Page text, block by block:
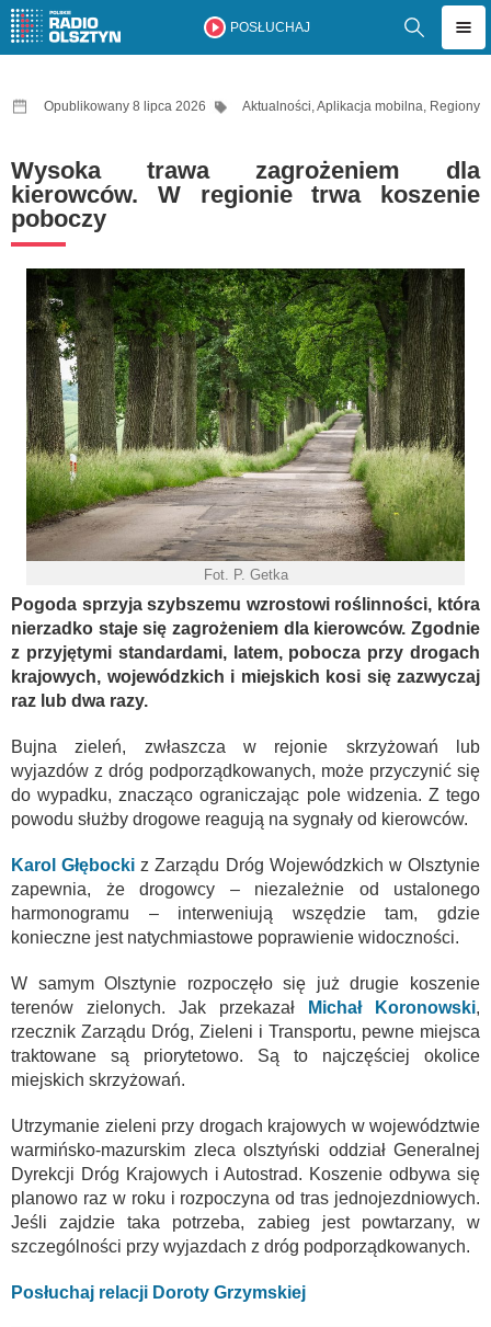
POSŁUCHAJ
Opublikowany 8 lipca 2026 Aktualności,Aplikacja mobilna, Regiony
Wysoka trawa zagrożeniem dla
kierowców. W regionie trwa koszenie
poboczy
Fot. P. Getka
Pogoda sprzyja szybszemu wzrostowi roślinności, która
nierzadko staje się zagrożeniem dla kierowców. Zgodnie
z przyjętymi standardami, latem, pobocza przy drogach
krajowych, wojewódzkich i miejskich kosi się zazwyczaj
raz lub dwa razy.
Bujna zieleń, zwłaszcza w rejonie skrzyżowań lub
wyjazdów z dróg podporządkowanych, może przyczynić się
do wypadku, znacząco ograniczając pole widzenia. Z tego
powodu służby drogowe reagują na sygnały od kierowców.
Karol Głębocki z Zarządu Dróg Wojewódzkich w Olsztynie
zapewnia, że drogowcy – niezależnie od ustalonego
harmonogramu – interweniują wszędzie tam, gdzie
konieczne jest natychmiastowe poprawienie widoczności.
W samym Olsztynie rozpoczęło się już drugie koszenie
terenów zielonych. Jak przekazał
Michał Koronowski,
rzecznik Zarządu Dróg, Zieleni i Transportu, pewne miejsca
traktowane są priorytetowo. Są to najczęściej okolice
miejskich skrzyżowań.
Utrzymanie zieleni przy drogach krajowych w województwie
warmińsko-mazurskim zleca olsztyński oddział Generalnej
Dyrekcji Dróg Krajowych i Autostrad. Koszenie odbywa się
planowo raz w roku i rozpoczyna od tras jednojezdniowych.
Jeśli zajdzie taka potrzeba, zabieg jest powtarzany, w
szczególności przy wyjazdach z dróg podporządkowanych.
Posłuchaj relacji Doroty Grzymskiej